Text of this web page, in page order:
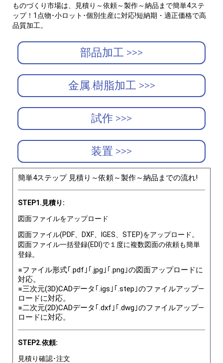
ものづくり市場は、見積り～依頼～製作～納品まで簡単4ステ
ップ！1点物･小ロット･個別生産に対応!短納期・適正価格で高
品質加工。
部品加工 >>>
金属.樹脂加工 >>>
試作 >>>
装置 >>>
簡単4ステップ 見積り～依頼～製作～納品までの流れ!
STEP1.見積り:
図面ファイルをアップロード
図面ファイル(PDF、DXF、IGES、STEP)をアップロード。
図面ファイル一括登録(EDI)で１度に複数図面の依頼も簡単
登録。
※ファイル形式｢.pdf｣｢.jpg｣｢.png｣の図面アップロードに
対応。
※三次元(3D)CADデータ｢.igs｣｢.step｣のファイルアップ―
ロードに対応。
※二次元(2D)CADデータ｢.dxf｣｢.dwg｣のファイルアップ―
ロードに対応。
STEP2.依頼:
見積り確認･注文